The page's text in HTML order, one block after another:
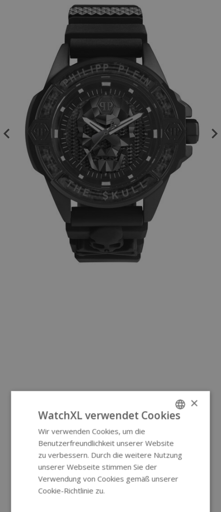
GERMAN
×
WatchXL verwendet Cookies
Wir verwenden Cookies, um die
Benutzerfreundlichkeit unserer Website
zu verbessern. Durch die weitere Nutzung
unserer Webseite stimmen Sie der
Verwendung von Cookies gemäß unserer
Cookie-Richtlinie zu.